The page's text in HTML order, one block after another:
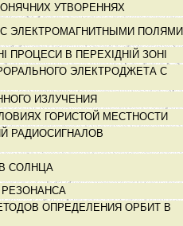
УТВОРЕННЯХ
ЭЛЕКТРОМАГНИТНЫМИ ПОЛЯМИ
ПРОЦЕСИ В ПЕРЕХІДНІЙ ЗОНІ
ЭЛЕКТРОДЖЕТА С
ИЗЛУЧЕНИЯ
ГОРИСТОЙ МЕСТНОСТИ
РАДИОСИГНАЛОВ
СОЛНЦА
ОПРЕДЕЛЕНИЯ ОРБИТ В